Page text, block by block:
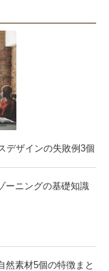
デザインの失敗例3個
ーニングの基礎知識
然素材5個の特徴まと